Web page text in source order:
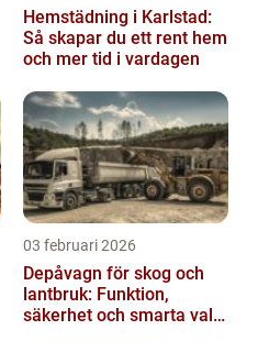
Hemstädning i Karlstad:
Så skapar du ett rent hem
och mer tid i vardagen
03 februari 2026
Depåvagn för skog och
lantbruk: Funktion,
säkerhet och smarta val